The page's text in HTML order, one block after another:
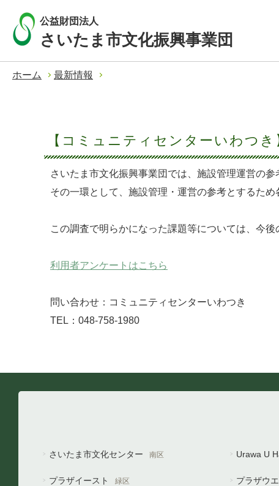
公益財団法人
さいたま市文化振興事業団
ホーム 最新情報
【コミュニティセンターいわつ
さいたま市文化振興事業団では、施設管理運営の
その一環として、施設管理・運営の参考とするた
この調査で明らかになった課題等については、今後
利用者アンケートはこちら
問い合わせ：コミュニティセンターいわつき
TEL：048-758-1980
さいたま市文化センター 南区 Urawa U
プラザイースト 緑区 プラザウ